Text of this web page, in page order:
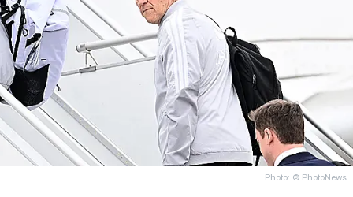
Photo: © PhotoNews